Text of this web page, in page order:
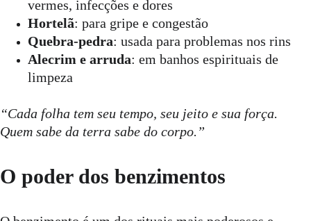
vermes, infecções e dores
Hortelã: para gripe e congestão
Quebra-pedra: usada para problemas nos rins
Alecrim e arruda: em banhos espirituais de
limpeza
“Cada folha tem seu tempo, seu jeito e sua força.
Quem sabe da terra sabe do corpo.”
O poder dos benzimentos